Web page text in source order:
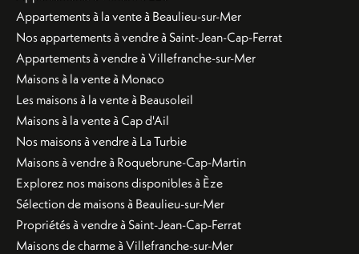
Appartements à la vente à Beaulieu-sur-Mer
Nos appartements à vendre à Saint-Jean-Cap-Ferrat
Appartements à vendre à Villefranche-sur-Mer
Maisons à la vente à Monaco
Les maisons à la vente à Beausoleil
Maisons à la vente à Cap d'Ail
Nos maisons à vendre à La Turbie
Maisons à vendre à Roquebrune-Cap-Martin
Explorez nos maisons disponibles à Èze
Sélection de maisons à Beaulieu-sur-Mer
Propriétés à vendre à Saint-Jean-Cap-Ferrat
Maisons de charme à Villefranche-sur-Mer